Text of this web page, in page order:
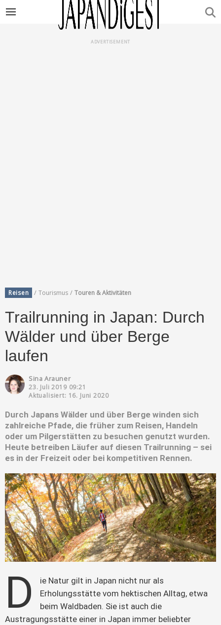
ADVERTISEMENT
Reisen / Tourismus / Touren & Aktivitäten
Trailrunning in Japan: Durch
Wälder und über Berge
laufen
Sina Arauner
23. Juli 2019 09:21
Aktualisiert: 16. Juni 2020
Durch Japans Wälder und über Berge winden sich
zahlreiche Pfade, die früher zum Reisen, Handeln
oder um Pilgerstätten zu besuchen genutzt wurden.
Heute betreiben Läufer auf diesen Trailrunning – sei
es in der Freizeit oder bei kompetitiven Rennen.
D
ie Natur gilt in Japan nicht nur als
Erholungsstätte vom hektischen Alltag, etwa
beim Waldbaden. Sie ist auch die
Austragungsstätte einer in Japan immer beliebter